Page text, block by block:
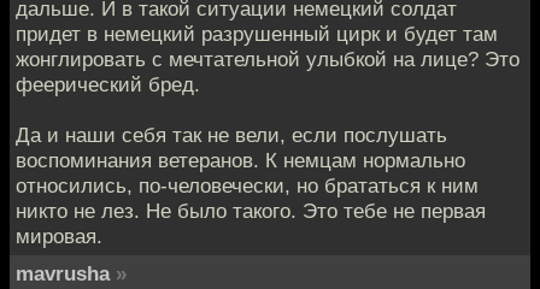
дальше. И в такой ситуации немецкий солдат
придет в немецкий разрушенный цирк и будет там
жонглировать с мечтательной улыбкой на лице? Это
феерический бред.
Да и наши себя так не вели, если послушать
воспоминания ветеранов. К немцам нормально
относились, по-человечески, но брататься к ним
никто не лез. Не было такого. Это тебе не первая
мировая.
mavrusha »